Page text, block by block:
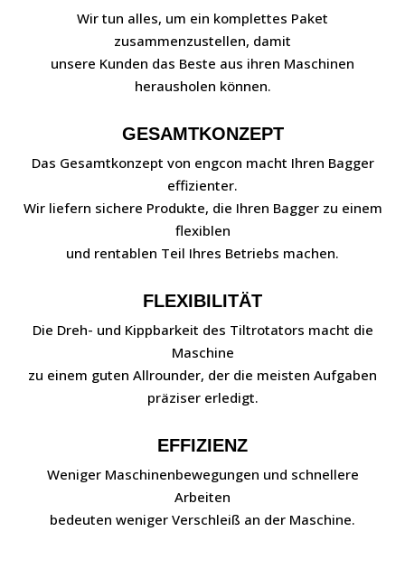
Wir tun alles, um ein komplettes Paket
zusammenzustellen, damit
unsere Kunden das Beste aus ihren Maschinen
herausholen können.
GESAMTKONZEPT
Das Gesamtkonzept von engcon macht Ihren Bagger
effizienter.
Wir liefern sichere Produkte, die Ihren Bagger zu einem
flexiblen
und rentablen Teil Ihres Betriebs machen.
FLEXIBILITÄT
Die Dreh- und Kippbarkeit des Tiltrotators macht die
Maschine
zu einem guten Allrounder, der die meisten Aufgaben
präziser erledigt.
EFFIZIENZ
Weniger Maschinenbewegungen und schnellere
Arbeiten
bedeuten weniger Verschleiß an der Maschine.